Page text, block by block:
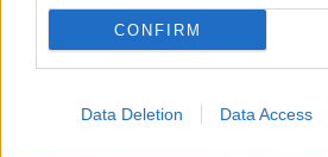
CONFIRM
Data Deletion Data Access
Στέλλα Μπεζαντάκου: «Βγάζετε
και ζήλια, ειδικά οι